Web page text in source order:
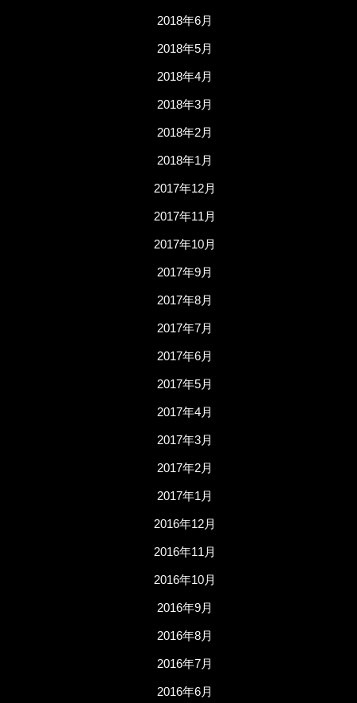
2018年6月
2018年5月
2018年4月
2018年3月
2018年2月
2018年1月
2017年12月
2017年11月
2017年10月
2017年9月
2017年8月
2017年7月
2017年6月
2017年5月
2017年4月
2017年3月
2017年2月
2017年1月
2016年12月
2016年11月
2016年10月
2016年9月
2016年8月
2016年7月
2016年6月